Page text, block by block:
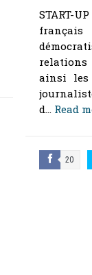
START-
français
relations
ainsi les
d... Read
20